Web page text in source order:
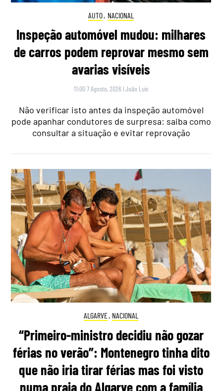
AUTO, NACIONAL
Inspeção automóvel mudou: milhares
de carros podem reprovar mesmo sem
avarias visíveis
11:00 7 Agosto, 2026 |João Luís
Não verificar isto antes da inspeção automóvel
pode apanhar condutores de surpresa: saiba como
consultar a situação e evitar reprovação
ALGARVE, NACIONAL
“Primeiro-ministro decidiu não gozar
férias no verão”: Montenegro tinha dito
que não iria tirar férias mas foi visto
numa praia do Algarve com a família